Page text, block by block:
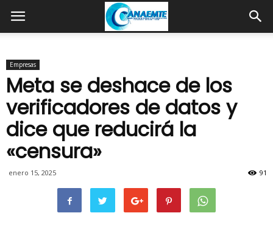
Empresas
Meta se deshace de los
verificadores de datos y
dice que reducirá la
«censura»
enero 15, 2025 91